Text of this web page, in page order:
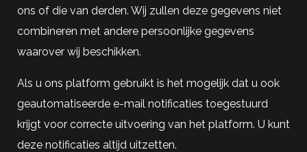
ons of die van derden. Wij zullen deze gegevens niet
combineren met andere persoonlijke gegevens
waarover wij beschikken.
Als u ons platform gebruikt is het mogelijk dat u ook
geautomatiseerde e-mail notificaties toegestuurd
krijgt voor correcte uitvoering van het platform. U kunt
deze notificaties altijd uitzetten.